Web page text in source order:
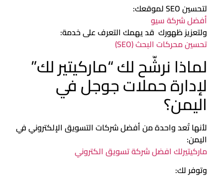
لتحسين SEO لموقعك:
أفضل شركة سيو
ولتعزيز ظهورك قد يهمك التعرف على خدمة:
تحسين محركات البحث (SEO)
لماذا نرشّح لك “ماركيتير لك”
لإدارة حملات جوجل في
اليمن؟
لأنها تُعد واحدة من أفضل شركات التسويق الإلكتروني في
اليمن:
ماركيتيرلك افضل شركة تسويق الكتروني
وتوفر لك: